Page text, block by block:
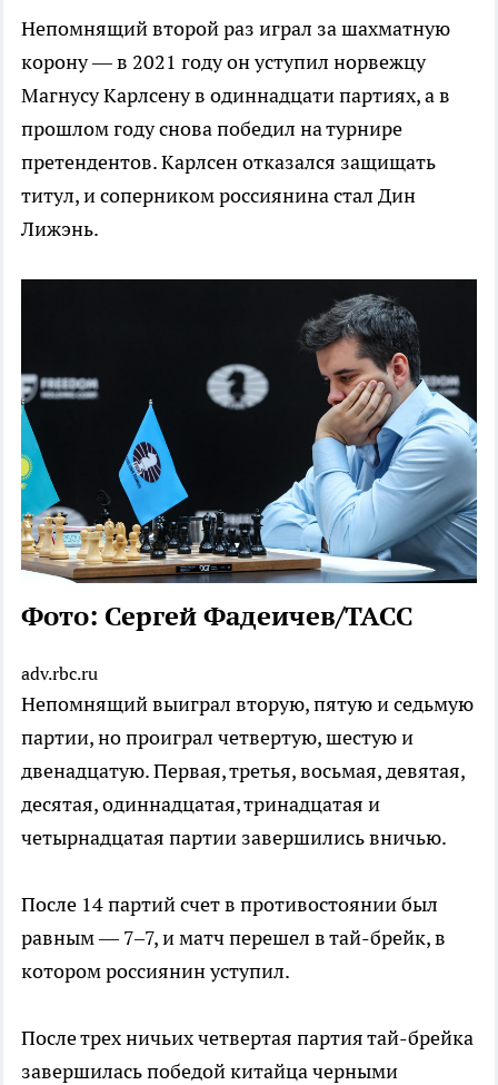
Непомнящий второй раз играл за шахматную
корону — в 2021 году он уступил норвежцу
Магнусу Карлсену в одиннадцати партиях, а в
прошлом году снова победил на турнире
претендентов. Карлсен отказался защищать
титул, и соперником россиянина стал Дин
Лижэнь.
Фото: Сергей Фадеичев/ТАСС
adv.rbc.ru
Непомнящий выиграл вторую, пятую и седьмую
партии, но проиграл четвертую, шестую и
двенадцатую. Первая, третья, восьмая, девятая,
десятая, одиннадцатая, тринадцатая и
четырнадцатая партии завершились вничью.
После 14 партий счет в противостоянии был
равным — 7–7, и матч перешел в тай-брейк, в
котором россиянин уступил.
После трех ничьих четвертая партия тай-брейка
завершилась победой китайца черными